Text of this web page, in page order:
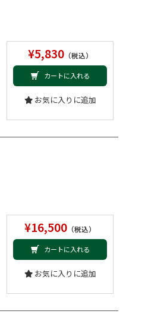
¥5,830（税込）
カートに入れる
お気に入りに追加
¥16,500 （税込）
カートに入れる
お気に入りに追加